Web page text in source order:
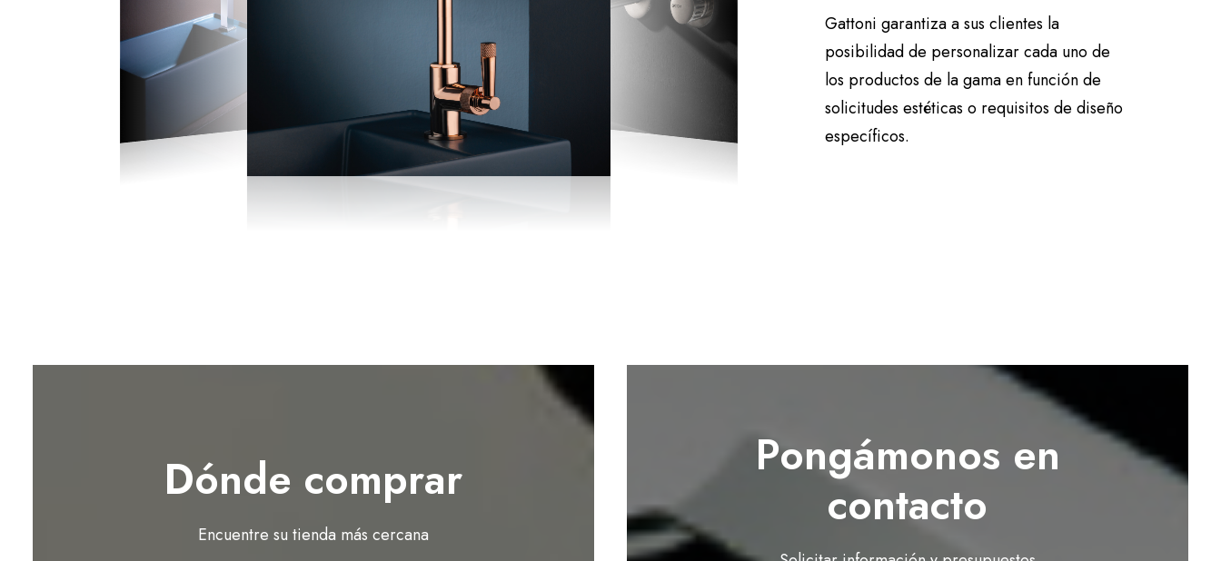
Gattoni garantiza a sus clientes la
posibilidad de personalizar cada uno de
los productos de la gama en función de
solicitudes estéticas o requisitos de diseño
específicos.
Dónde comprar
Encuentre su tienda más cercana
Pongámonos en
contacto